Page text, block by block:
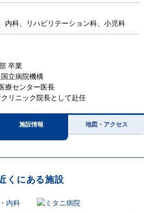
内科、リハビリテーション科、小児科
卒業
立病院機構
療センター医長
リニック院長として赴任
施設情報 地図・アクセス
くにある施設